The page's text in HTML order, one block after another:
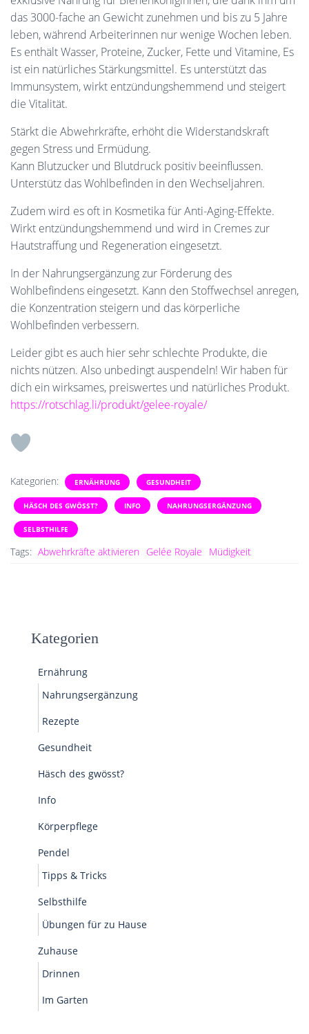
das 3000-fache an Gewicht zunehmen und bis zu 5 Jahre
leben, während Arbeiterinnen nur wenige Wochen leben.
Es enthält Wasser, Proteine, Zucker, Fette und Vitamine, Es
ist ein natürliches Stärkungsmittel. Es unterstützt das
Immunsystem, wirkt entzündungshemmend und steigert
die Vitalität.
Stärkt die Abwehrkräfte, erhöht die Widerstandskraft
gegen Stress und Ermüdung.
Kann Blutzucker und Blutdruck positiv beeinflussen.
Unterstütz das Wohlbefinden in den Wechseljahren.
Zudem wird es oft in Kosmetika für Anti-Aging-Effekte.
Wirkt entzündungshemmend und wird in Cremes zur
Hautstraffung und Regeneration eingesetzt.
In der Nahrungsergänzung zur Förderung des
Wohlbefindens eingesetzt. Kann den Stoffwechsel anregen,
die Konzentration steigern und das körperliche
Wohlbefinden verbessern.
Leider gibt es auch hier sehr schlechte Produkte, die
nichts nützen. Also unbedingt auspendeln! Wir haben für
dich ein wirksames, preiswertes und natürliches Produkt.
https://rotschlag.li/produkt/gelee-royale/
Kategorien: ERNÄHRUNG GESUNDHEIT
HÄSCH DES GWÖSST? INFO NAHRUNGSERGÄNZUNG
SELBSTHILFE
Tags: Abwehrkräfte aktivieren Gelée Royale Müdigkeit
Kategorien
Ernährung
Nahrungsergänzung
Rezepte
Gesundheit
Häsch des gwösst?
Info
Körperpflege
Pendel
Tipps & Tricks
Selbsthilfe
Übungen für zu Hause
Zuhause
Drinnen
Im Garten